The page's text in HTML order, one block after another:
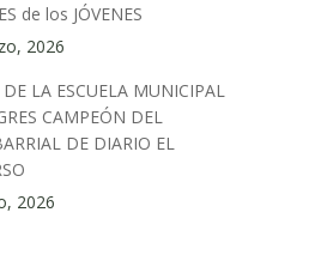
de los JÓVENES
2026
LA ESCUELA MUNICIPAL
CAMPEÓN DEL
DE DIARIO EL
2026